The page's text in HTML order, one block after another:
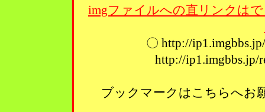
imgファイルへの直リンクは
〇 http://
http://
ブックマークはこちらへ